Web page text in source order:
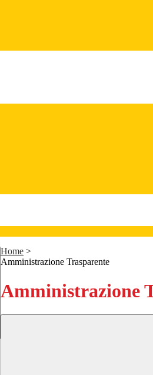
Home >
Amministrazione Trasparente
Amministrazione